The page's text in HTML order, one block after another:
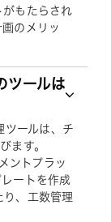
もたらされ
のメリッ
ツールは
ツールは、チ
ます。
ントプラッ
ートを作成
り、工数管理